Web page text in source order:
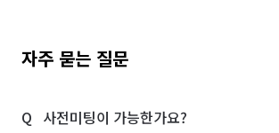
자주 묻는 질문
사전미팅이 가능한가요?